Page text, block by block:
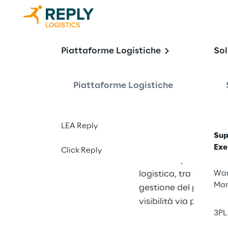
Piattaforme Logistiche
Piattaforme Logistiche
LEA Reply
Click Reply
Supply
assicura che ogni
efficiente, preciso e
logistica, tra cui
gestione del
visibilità via portale